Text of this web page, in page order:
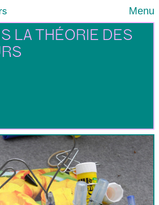
Menu
LA THÉORIE DES